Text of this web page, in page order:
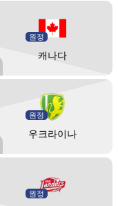
원정
캐나다
원정
우크라이나
원정